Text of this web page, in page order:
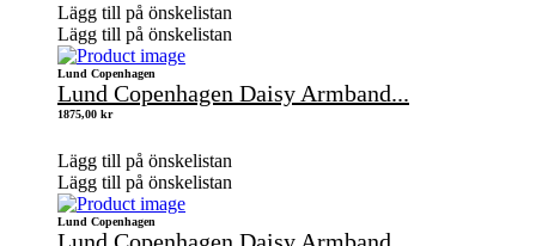
Lägg till på önskelistan
Lägg till på önskelistan
Lund Copenhagen
Lund Copenhagen Daisy Armband...
1875,00 kr
Lägg till på önskelistan
Lägg till på önskelistan
Lund Copenhagen
Lund Copenhagen Daisy Armband...